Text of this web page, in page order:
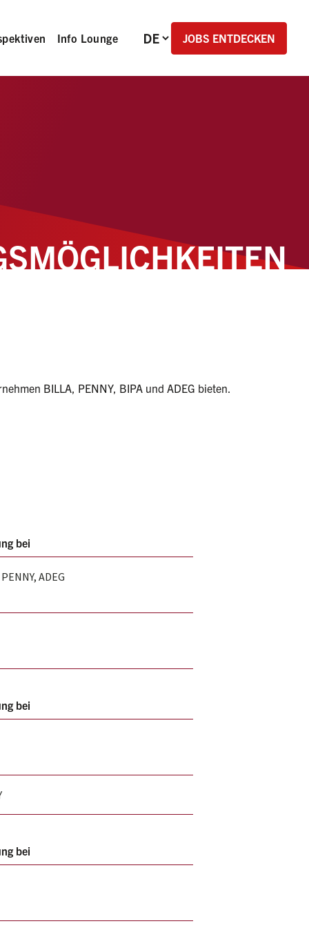
Info Lounge JOBS ENTDECKEN
BILLA, PENNY, BIPA und ADEG bieten.
bei
ADEG
bei
bei